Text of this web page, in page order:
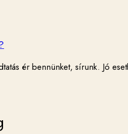
ér bennünket, sírunk. Jó